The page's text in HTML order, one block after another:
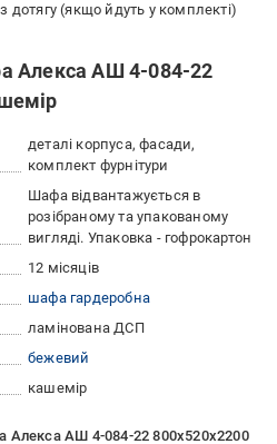
дотягу (якщо йдуть у комплекті)
Алекса АШ 4-084-22
деталі корпуса, фасади,
комплект фурнітури
Шафа відвантажується в
розібраному та упакованому
вигляді. Упаковка - гофрокартон
12 місяців
шафа гардеробна
ламінована ДСП
бежевий
кашемір
Алекса АШ 4-084-22 800х520х2200